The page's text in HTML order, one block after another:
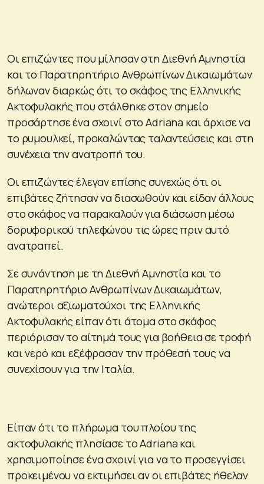
Οι επιζώντες που μίλησαν στη Διεθνή Αμνηστία
και το Παρατηρητήριο Ανθρωπίνων Δικαιωμάτων
δήλωναν διαρκώς ότι το σκάφος της Ελληνικής
Ακτοφυλακής που στάλθηκε στον σημείο
προσάρτησε ένα σχοινί στο Adriana και άρχισε να
το ρυμουλκεί, προκαλώντας ταλαντεύσεις και στη
συνέχεια την ανατροπή του.
Οι επιζώντες έλεγαν επίσης συνεχώς ότι οι
επιβάτες ζήτησαν να διασωθούν και είδαν άλλους
στο σκάφος να παρακαλούν για διάσωση μέσω
δορυφορικού τηλεφώνου τις ώρες πριν αυτό
ανατραπεί.
Σε συνάντηση με τη Διεθνή Αμνηστία και το
Παρατηρητήριο Ανθρωπίνων Δικαιωμάτων,
ανώτεροι αξιωματούχοι της Ελληνικής
Ακτοφυλακής είπαν ότι άτομα στο σκάφος
περιόρισαν το αίτημά τους για βοήθεια σε τροφή
και νερό και εξέφρασαν την πρόθεσή τους να
συνεχίσουν για την Ιταλία.
Είπαν ότι το πλήρωμα του πλοίου της
ακτοφυλακής πλησίασε το Adriana και
χρησιμοποίησε ένα σχοινί για να το προσεγγίσει
προκειμένου να εκτιμήσει αν οι επιβάτες ήθελαν